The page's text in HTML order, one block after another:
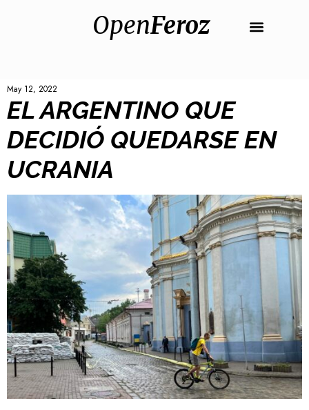
OpenFeroz
May 12, 2022
EL ARGENTINO QUE
DECIDIÓ QUEDARSE EN
UCRANIA